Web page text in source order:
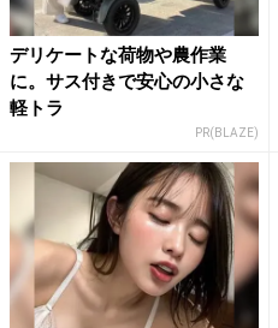
デリケートな荷物や農作業
に。サス付きで安心の小さな
軽トラ
PR(BLAZE)